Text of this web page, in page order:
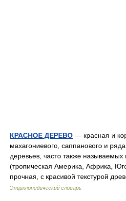
КРАСНОЕ ДЕРЕВО — красная и
махагониевого, саппанового и
деревьев, часто также
(тропическая Америка, Африка,
прочная, с красивой текстурой
Энциклопедический словарь